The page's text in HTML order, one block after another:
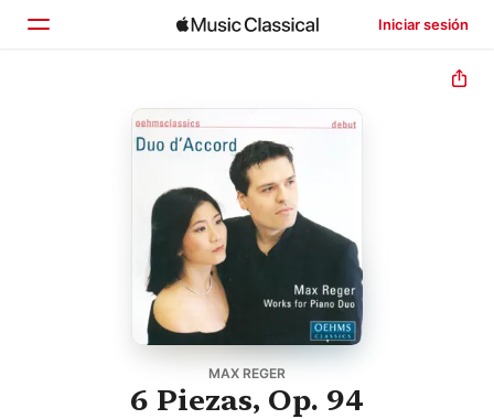
Iniciar sesión
Explorar
MAX REGER
6 Piezas, Op. 94